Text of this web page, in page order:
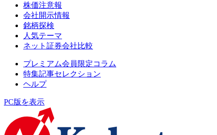
株価注意報
会社開示情報
銘柄探検
人気テーマ
ネット証券会社比較
プレミアム会員限定コラム
特集記事セレクション
ヘルプ
PC版を表示